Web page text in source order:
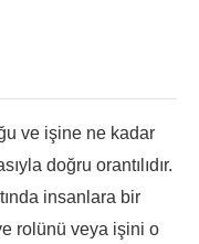
ve işine ne kadar
doğru orantılıdır.
insanlara bir
rolünü veya işini o